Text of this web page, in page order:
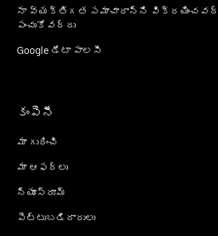
నా వ్యక్తిగత సమాచారాన్ని
పంచుకోవద్దు
Google డేటా పాలసీ
కంపెనీ
మా గురించి
మా ఆఫర్లు
న్యూస్‌రూమ్
పెట్టుబడిదారులు